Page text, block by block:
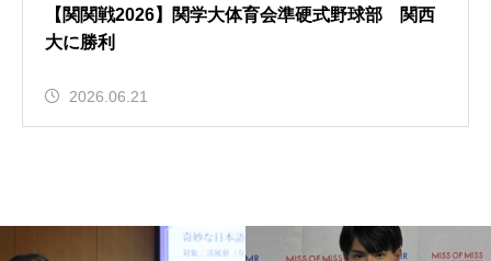
【関関戦2026】関学大体育会準硬式野球部 関西
大に勝利
2026.06.21